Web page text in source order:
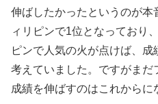
伸ばしたかったというのが本
ィリピンで1位となっており
ピンで人気の火が点けば、
考えていました。ですがま
成績を伸ばすのはこれからに